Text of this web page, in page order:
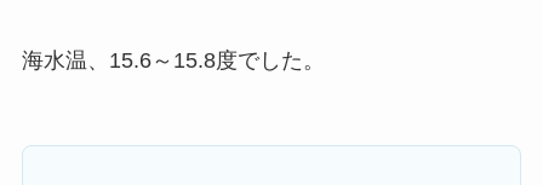
海水温、15.6～15.8度でした。